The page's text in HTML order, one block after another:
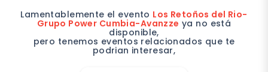
Lamentablemente el evento Los Retoños del Rio-
Grupo Power Cumbia-Avanzze ya no está
disponible,
pero tenemos eventos relacionados que te
podrian interesar,